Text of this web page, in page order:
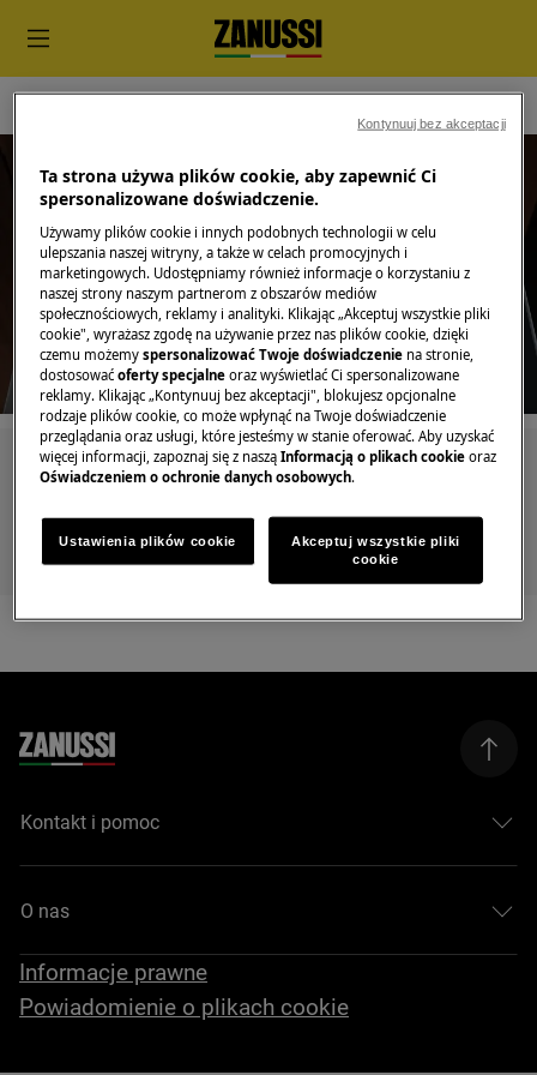
Wsparcie dla Szuflady do
pakowania próżniowego
Szukaj wśród naszych artykułów pomocy
Kontakt i pomoc
O nas
Informacje prawne
Powiadomienie o plikach cookie
Ta strona używa plików cookie, aby zapewnić Ci
spersonalizowane doświadczenie.
Używamy plików cookie i innych podobnych technologii w celu
ulepszania naszej witryny, a także w celach promocyjnych i
marketingowych. Udostępniamy również informacje o korzystaniu z
naszej strony naszym partnerom z obszarów mediów
społecznościowych, reklamy i analityki. Klikając „Akceptuj wszystkie pliki
cookie", wyrażasz zgodę na używanie przez nas plików cookie, dzięki
czemu możemyspersonalizować Twoje doświadczenie na stronie,
dostosowaćoferty specjalne oraz wyświetlać Ci spersonalizowane
reklamy. Klikając „Kontynuuj bez akceptacji", blokujesz opcjonalne
rodzaje plików cookie, co może wpłynąć na Twoje doświadczenie
przeglądania oraz usługi, które jesteśmy w stanie oferować. Aby uzyskać
więcej informacji, zapoznaj się z nasząInformacją o plikach cookie oraz
Oświadczeniem o ochronie danych osobowych.
Ustawienia plików cookie
Akceptuj wszystkie pliki
cookie
Kontynuuj bez akceptacji